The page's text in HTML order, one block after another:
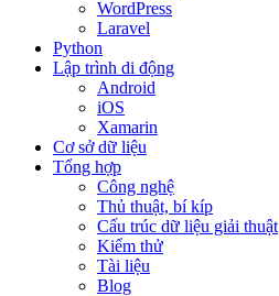
WordPress
Laravel
Python
Lập trình di động
Android
iOS
Xamarin
Cơ sở dữ liệu
Tổng hợp
Công nghệ
Thủ thuật, bí kíp
Cấu trúc dữ liệu giải thuật
Kiểm thử
Tài liệu
Blog